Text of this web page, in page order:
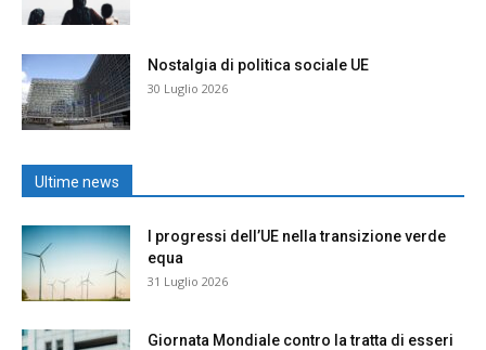
Nostalgia di politica sociale UE
30 Luglio 2026
Ultime news
I progressi dell’UE nella transizione verde
equa
31 Luglio 2026
Giornata Mondiale contro la tratta di esseri